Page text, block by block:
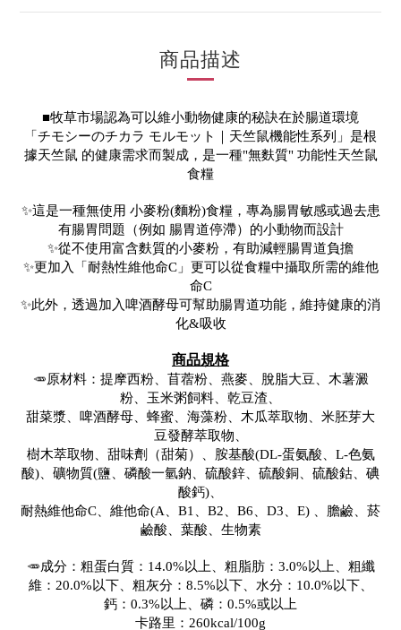
商品描述
■牧草市場認為可以維小動物健康的秘訣在於腸道環境
「チモシーのチカラ モルモット｜天竺鼠機能性系列」是根
據天竺鼠 的健康需求而製成， 是一種"無麩質" 功能性天竺鼠
食糧
✨這是一種無使用 小麥粉(麵粉)食糧，專為腸胃敏感或過去患
有腸胃問題（例如 腸胃道停滯）的小動物而設計
✨從不使用富含麩質的小麥粉，有助減輕腸胃道負擔
✨更加入「 耐熱性維他命C」更可以從食糧中攝取所需的維他
命C
✨此外，透過加入啤酒酵母可幫助腸胃道功能， 維持健康的消
化&吸收
商品規格
🥕原材料：提摩西粉、苜蓿粉、燕麥、脫脂大豆、木薯澱
粉、玉米粥飼料、乾豆渣、
甜菜漿、啤酒酵母、蜂蜜、海藻粉、木瓜萃取物、米胚芽大
豆發酵萃取物、
樹木萃取物、甜味劑（甜菊）、胺基酸(DL-蛋氨酸、L-色氨
酸)、礦物質(鹽、磷酸一氫鈉、硫酸鋅、硫酸銅、硫酸鈷、碘
酸鈣)、
耐熱維他命C、維他命(A、B1、B2、B6、D3、E) 、膽鹼、菸
鹼酸、葉酸、生物素
🥕成分：粗蛋白質：14.0%以上、粗脂肪：3.0%以上、粗纖
維：20.0%以下、粗灰分：8.5%以下、水分：10.0%以下、
鈣：0.3%以上、磷：0.5%或以上
卡路里：260kcal/100g